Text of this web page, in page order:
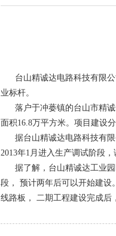
台山精诚达电路科技有限公
业标杆。
落户于冲蒌镇的台山市精诚
面积16.8万平方米。项目建设
据台山精诚达电路科技有限
2013年1月进入生产调试阶段
据了解，台山精诚达工业园
段， 预计两年后可以开始建设
线路板， 二期工程建设完成后